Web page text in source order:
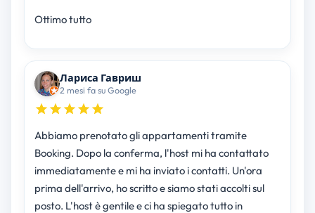
Ottimo tutto
Лариса Гавриш
2 mesi fa su Google
Abbiamo prenotato gli appartamenti tramite
Booking. Dopo la conferma, l'host mi ha contattato
immediatamente e mi ha inviato i contatti. Un'ora
prima dell'arrivo, ho scritto e siamo stati accolti sul
posto. L'host è gentile e ci ha spiegato tutto in